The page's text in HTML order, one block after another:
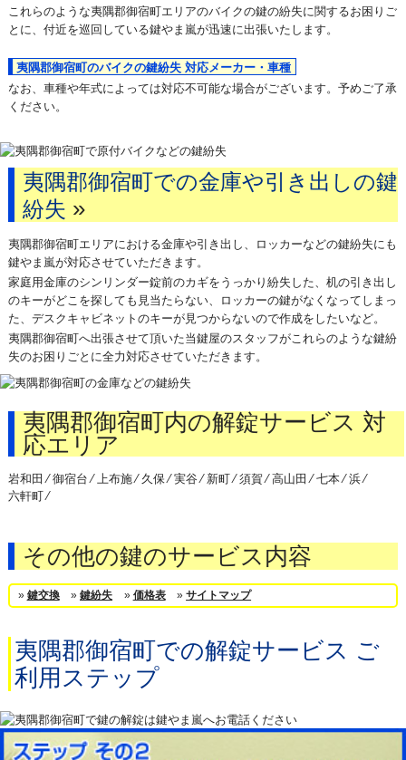
これらのような夷隅郡御宿町エリアのバイクの鍵の紛失に関するお困りご
とに、付近を巡回している鍵やま嵐が迅速に出張いたします。
夷隅郡御宿町のバイクの鍵紛失 対応メーカー・車種
なお、車種や年式によっては対応不可能な場合がございます。予めご了承
ください。
夷隅郡御宿町での金庫や引き出しの鍵
紛失 »
夷隅郡御宿町エリアにおける金庫や引き出し、ロッカーなどの鍵紛失にも
鍵やま嵐が対応させていただきます。
家庭用金庫のシンリンダー錠前のカギをうっかり紛失した、机の引き出し
のキーがどこを探しても見当たらない、ロッカーの鍵がなくなってしまっ
た、デスクキャビネットのキーが見つからないので作成をしたいなど。
夷隅郡御宿町へ出張させて頂いた当鍵屋のスタッフがこれらのような鍵紛
失のお困りごとに全力対応させていただきます。
夷隅郡御宿町内の解錠サービス 対
応エリア
岩和田 ⁄御宿台 ⁄上布施 ⁄ 久保 ⁄実谷 ⁄ 新町 ⁄須賀 ⁄高山田 ⁄七本 ⁄浜 ⁄
六軒町 ⁄
その他の鍵のサービス内容
» 鍵交換 »鍵紛失 » 価格表 »サイトマップ
夷隅郡御宿町での解錠サービス ご
利用ステップ